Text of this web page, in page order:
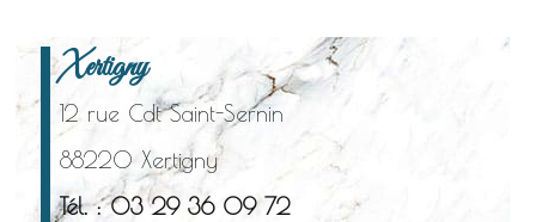
Xertigny
12 rue Cdt Saint-Sernin
88220 Xertigny
Tél. : 03 29 36 09 72